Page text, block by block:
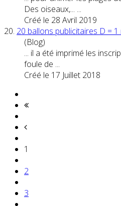
Des oiseaux,... ...
Créé le 28 Avril 2019
20. 20 ballons publicitaires D = 1
(Blog)
... il a été imprimé les
foule de ...
Créé le 17 Juillet 2018
1
2
3